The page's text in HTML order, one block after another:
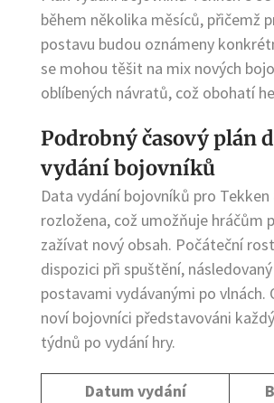
během několika měsíců, přičemž
postavu budou oznámeny
se mohou těšit na mix nových
oblíbených návratů, což obohatí
Podrobný časový plán
vydání bojovníků
Data vydání bojovníků pro Tekken
rozložena, což umožňuje hráčům
zažívat nový obsah. Počáteční
dispozici při spuštění,
postavami vydávanými po vlnách.
noví bojovníci představováni
týdnů po vydání hry.
Datum vydání